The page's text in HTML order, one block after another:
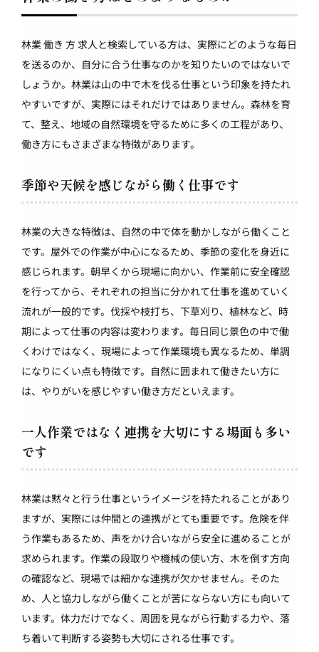
林業 働き 方 求人と検索している方は、実際にどのような毎日
を送るのか、自分に合う仕事なのかを知りたいのではないで
しょうか。林業は山の中で木を伐る仕事という印象を持たれ
やすいですが、実際にはそれだけではありません。森林を育
て、整え、地域の自然環境を守るために多くの工程があり、
働き方にもさまざまな特徴があります。
季節や天候を感じながら働く仕事です
林業の大きな特徴は、自然の中で体を動かしながら働くこと
です。屋外での作業が中心になるため、季節の変化を身近に
感じられます。朝早くから現場に向かい、作業前に安全確認
を行ってから、それぞれの担当に分かれて仕事を進めていく
流れが一般的です。伐採や枝打ち、下草刈り、植林など、時
期によって仕事の内容は変わります。毎日同じ景色の中で働
くわけではなく、現場によって作業環境も異なるため、単調
になりにくい点も特徴です。自然に囲まれて働きたい方に
は、やりがいを感じやすい働き方だといえます。
一人作業ではなく連携を大切にする場面も多い
です
林業は黙々と行う仕事というイメージを持たれることがあり
ますが、実際には仲間との連携がとても重要です。危険を伴
う作業もあるため、声をかけ合いながら安全に進めることが
求められます。作業の段取りや機械の使い方、木を倒す方向
の確認など、現場では細かな連携が欠かせません。そのた
め、人と協力しながら働くことが苦にならない方にも向いて
います。体力だけでなく、周囲を見ながら行動する力や、落
ち着いて判断する姿勢も大切にされる仕事です。